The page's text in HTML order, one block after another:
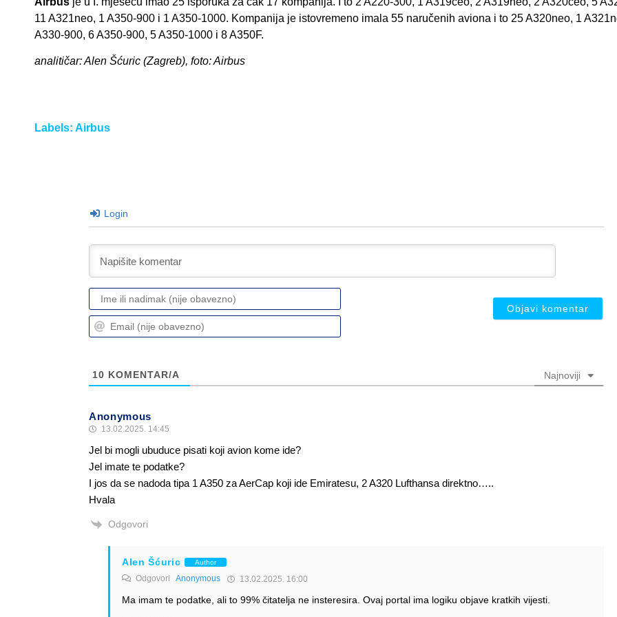
11 A321neo, 1 A350-900 i 1 A350-1000. Kompanija je istovremeno imala 55 naručenih aviona i to 25 A320neo, 1
A330-900, 6 A350-900, 5 A350-1000 i 8 A350F.
analitičar: Alen Šćuric (Zagreb), foto: Airbus
Labels: Airbus
Login
Ime
ili
nadimak
Email
(nije
10 KOMENTAR/A Najnoviji
Anonymous
13.02.2025. 14:45
Jel bi mogli ubuduce pisati koji avion kome ide?
Jel imate te podatke?
I jos da se nadoda tipa 1 A350 za AerCap koji ide Emiratesu, 2 A320 Lufthansa direktno…..
Hvala
Odgovori
Alen Šćuric Author
Odgovori Anonymous 13.02.2025. 16:00
Ma imam te podatke, ali to 99% čitatelja ne insteresira. Ovaj portal ima logiku objave kratkih vijesti.